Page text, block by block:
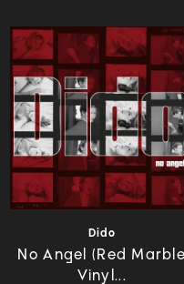
Dido
No Angel (Red Marble
Vinyl...